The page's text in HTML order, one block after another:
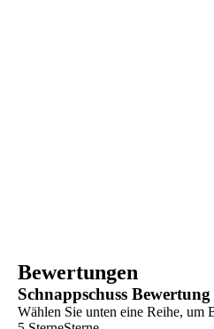
Bewertungen
Schnappschuss Bewertung
Wählen Sie unten eine Reihe, um